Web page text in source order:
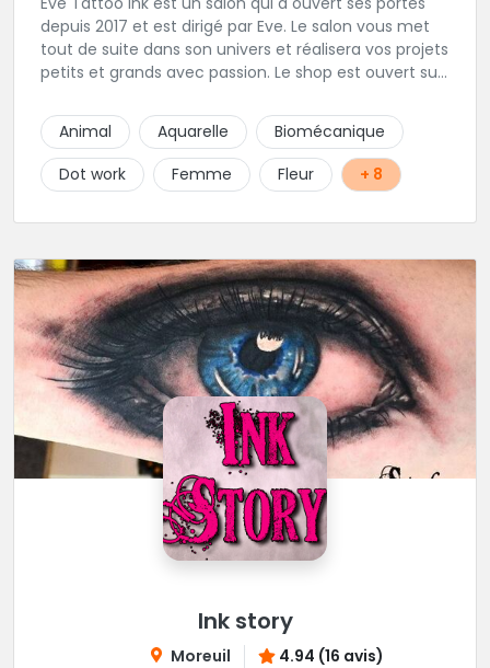
depuis 2017 et est dirigé par Eve. Le salon vous met
tout de suite dans son univers et réalisera vos projets
petits et grands avec passion. Le shop est ouvert sur
Joignable par SMS pour toutes demande de RDV
Animal Aquarelle
Biomécanique
Dot work
Femme Fleur + 8
Ink story
Moreuil 4.94 (16 avis)